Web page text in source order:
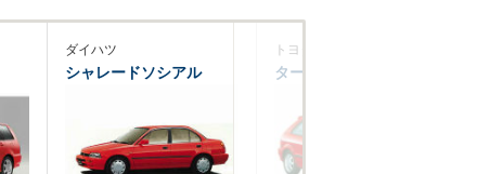
ダイハツ
シャレードソシアル
トヨタ
ターセル